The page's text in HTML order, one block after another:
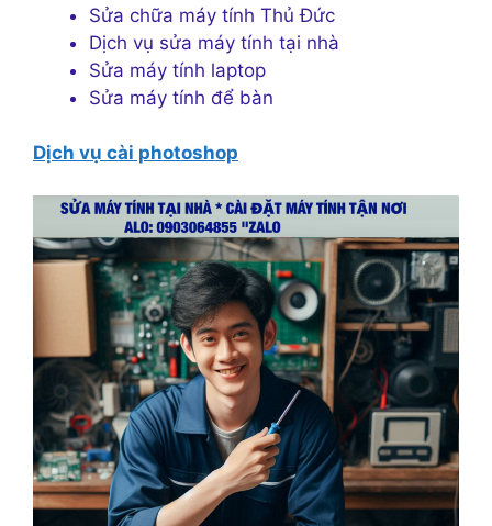
Sửa chữa máy tính Thủ Đức
Dịch vụ sửa máy tính tại nhà
Sửa máy tính laptop
Sửa máy tính để bàn
Dịch vụ cài photoshop